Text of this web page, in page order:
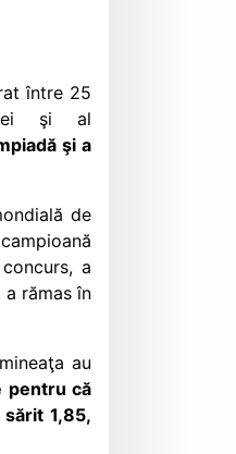
între 25
şi al
şi a
de
a
a rămas în
au
pentru că
1,85,